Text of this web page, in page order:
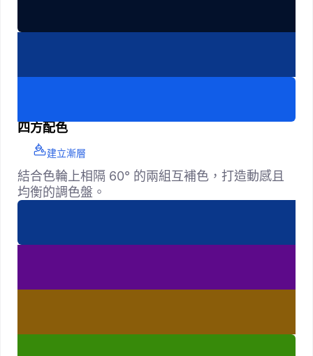
四方配色
建立漸層
結合色輪上相隔 60° 的兩組互補色，打造動感且
均衡的調色盤。